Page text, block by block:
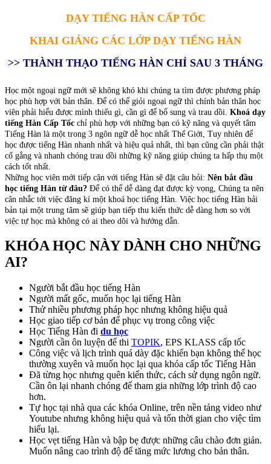
DẠY TIẾNG HÀN CẤP TỐC
KHAI GIẢNG CÁC LỚP DẠY TIẾNG HÀN
>> THÀNH THẠO TIẾNG HÀN CHỈ SAU 3 THÁNG
Học một ngoại ngữ mới sẽ không khó khi chúng ta tìm được phương pháp
học phù hợp với bản thân. Để có thể giỏi ngoại ngữ thì chính bản thân học
viên phải hiểu được mình thiếu gì, cần gì để bổ sung và trau dồi. Khoá dạy
tiếng Hàn Cấp Tốc chỉ phù hợp với những bạn có kỹ năng và quyết tâm
Tiếng Hàn là một trong 3 ngôn ngữ dễ học nhất Thế Giới, Tuy nhiên để
học được tiếng Hàn nhanh nhất và hiệu quả nhất, thì bạn cũng cần phải thật
cố gắng và nhanh chóng trau dồi những kỹ năng giúp chúng ta hấp thụ một
cách tốt nhất.
Những học viên mới tiếp cận với tiếng Hàn sẽ đặt câu hỏi: Nên bắt đầu
học tiếng Hàn từ đâu? Để có thể dễ dàng đạt được kỳ vọng, Chúng ta nên
cân nhắc tới việc đăng kí một khoá học tiếng Hàn. Việc học tiếng Hàn bải
bản tại một trung tâm sẽ giúp bạn tiếp thu kiến thức dễ dàng hơn so với
việc tự học mà không có ai theo dõi và hướng dẫn.
KHÓA HỌC NÀY DÀNH CHO NHỮNG
AI?
Người bắt đầu học tiếng Hàn
Người mất gốc, muốn học lại tiếng Hàn
Thử nhiều phương pháp học nhưng không hiệu quả
Học giao tiếp cơ bản để phục vụ trong công việc
Học Tiếng Hàn đi du học
Người cần ôn luyện để thi TOPIK, EPS KLASS cấp tốc
Công việc và lịch trình quá dày đặc khiến bạn không thể học
thường xuyên và muốn học lại qua khóa cấp tốc Tiếng Hàn
Đã từng học nhưng quên kiến thức, cách sử dụng ngôn ngữ.
Cần ôn lại nhanh chóng để tham gia những lớp trình độ cao
hơn.
Tự học tại nhà qua các khóa Online, trên nền tảng video như
Youtube nhưng không hiệu quả và tốn thời gian cho việc tìm
hiểu lại.
Học vẹt tiếng Hàn và bập bẹ được những câu chào đơn giản.
Muốn nâng cao trình độ để tăng mức lương cho bản thân.